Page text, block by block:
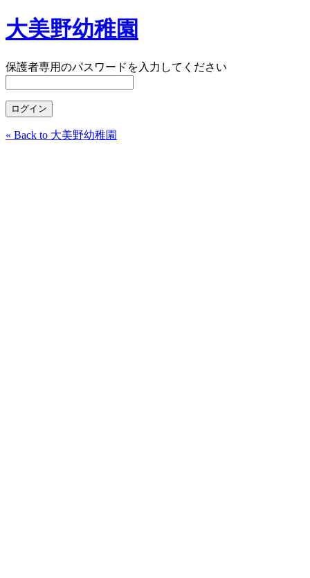
大美野幼稚園
保護者専用のパスワードを入力してください
« Back to 大美野幼稚園